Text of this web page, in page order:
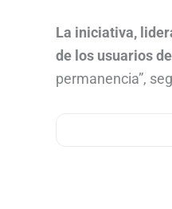
La iniciativa,
de los usuarios
permanencia”,